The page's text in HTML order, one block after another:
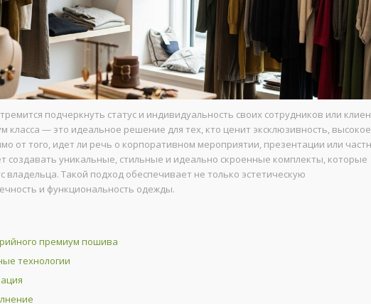
подчеркнуть статус и индивидуальность своих сотрудников или
— это идеальное решение для тех, кто ценит эксклюзивность, высокое
от того, идет ли речь о корпоративном мероприятии, презентации или
создавать уникальные, стильные и идеально скроенные комплекты, которые
Такой подход обеспечивает не только эстетическую
и функциональность одежды.
премиум пошива
технологии